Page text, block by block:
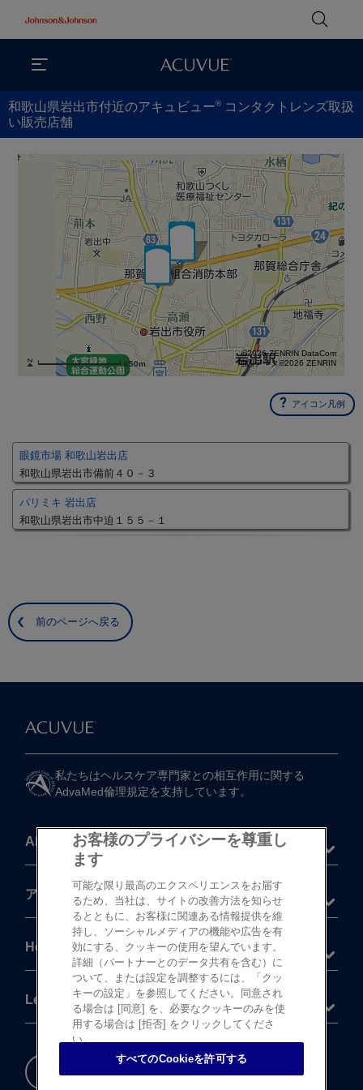
和歌山県岩出市付近のアキュビュー® コンタクトレンズ取扱
い販売店舗
650m
©2026 ZENRIN DataCom
地図データ©2026 ZENRIN
アイコン凡例
眼鏡市場 和歌山岩出店
和歌山県岩出市備前４０－３
パリミキ 岩出店
和歌山県岩出市中迫１５５－１
前のページへ戻る
私たちは​ヘルスケア専門家との​相互作用に​関する​
AdvaMed倫理規定を​支持しています。
About
アキュビュー®製品
Help
Legal
重要な​安全情報
お客様のプライバシーを尊重し
ます
可能な限り最高のエクスペリエンスをお届す
るため、当社は、サイトの改善方法を知らせ
るとともに、お客様に関連ある情報提供を維
持し、ソーシャルメディアの機能や広告を有
効にする、クッキーの使用を望んでいます。
詳細（パートナーとのデータ共有を含む）に
ついて、または設定を調整するには、「クッ
キーの設定」を参照してください。同意され
る場合は [同意] を、必要なクッキーのみを使
用する場合は [拒否] をクリックしてくださ
い。
すべてのCookieを許可する